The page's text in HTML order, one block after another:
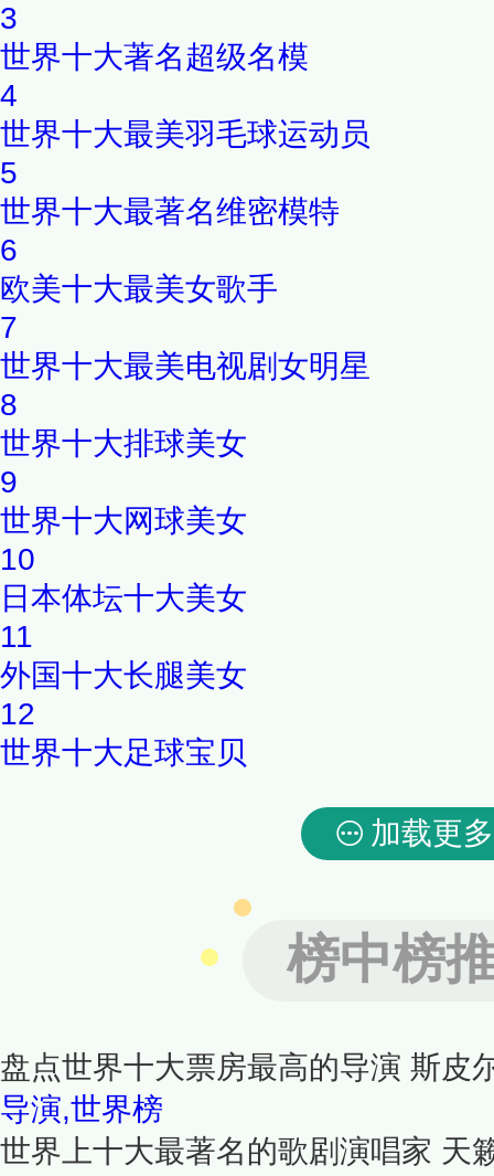
3
世界十大著名超级名模
4
世界十大最美羽毛球运动员
5
世界十大最著名维密模特
6
欧美十大最美女歌手
7
世界十大最美电视剧女明星
8
世界十大排球美女
9
世界十大网球美女
10
日本体坛十大美女
11
外国十大长腿美女
12
世界十大足球宝贝
加载更多
榜中榜
盘点世界十大票房最高的导演 斯皮
导演,世界榜
世界上十大最著名的歌剧演唱家 天